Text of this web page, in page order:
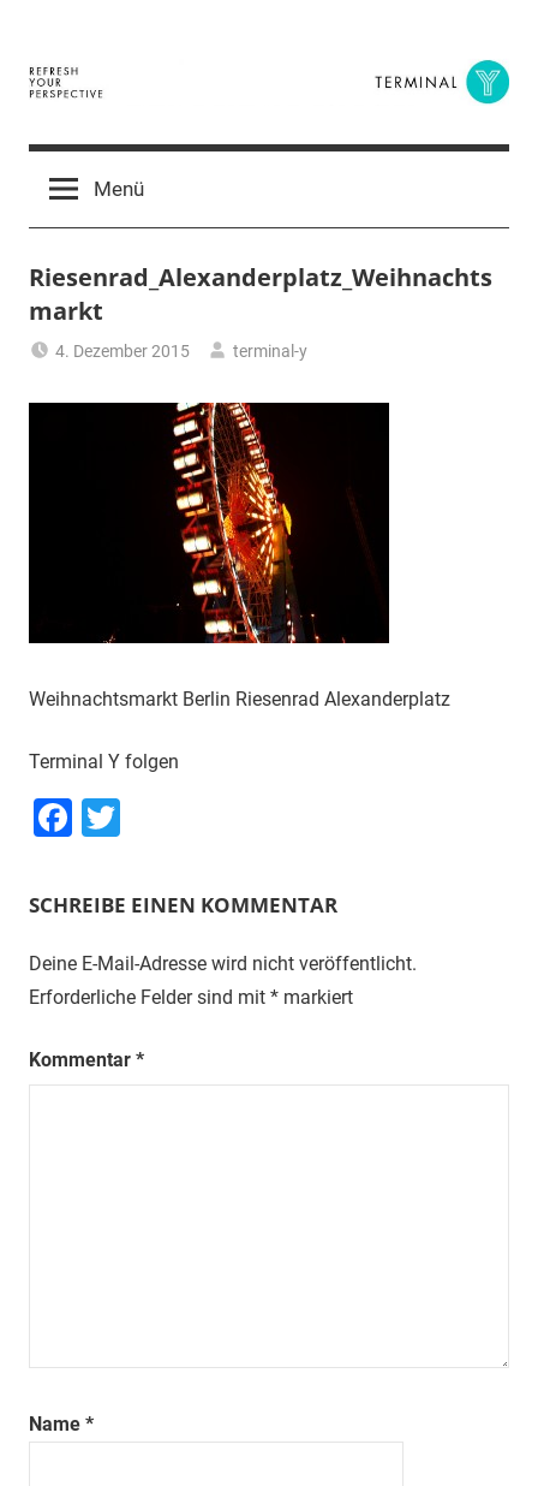
springen
Terminal
Y
Digital
BusinessMenü
Riesenrad_Alexanderplatz_Weihnachts
markt
4. Dezember 2015 terminal-y
Weihnachtsmarkt Berlin Riesenrad Alexanderplatz
Terminal Y folgen
Facebook
SCHREIBE EINEN KOMMENTAR
Deine E-Mail-Adresse wird nicht veröffentlicht.
Erforderliche Felder sind mit * markiert
Kommentar *
Name *